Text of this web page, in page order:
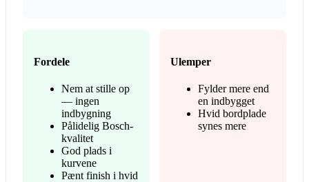
Fordele
Nem at stille op
— ingen
indbygning
Pålidelig Bosch-
kvalitet
God plads i
kurvene
Pænt finish i hvid
Ulemper
Fylder mere end
en indbygget
Hvid bordplade
synes mere